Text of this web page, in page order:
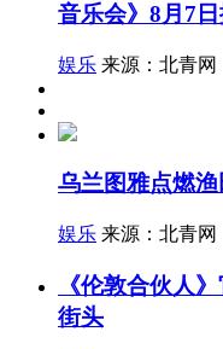
音乐会》8月7日
娱乐 来源：北青网
乌兰图雅点燃
娱乐 来源：北青网
《伦敦合伙人
街头